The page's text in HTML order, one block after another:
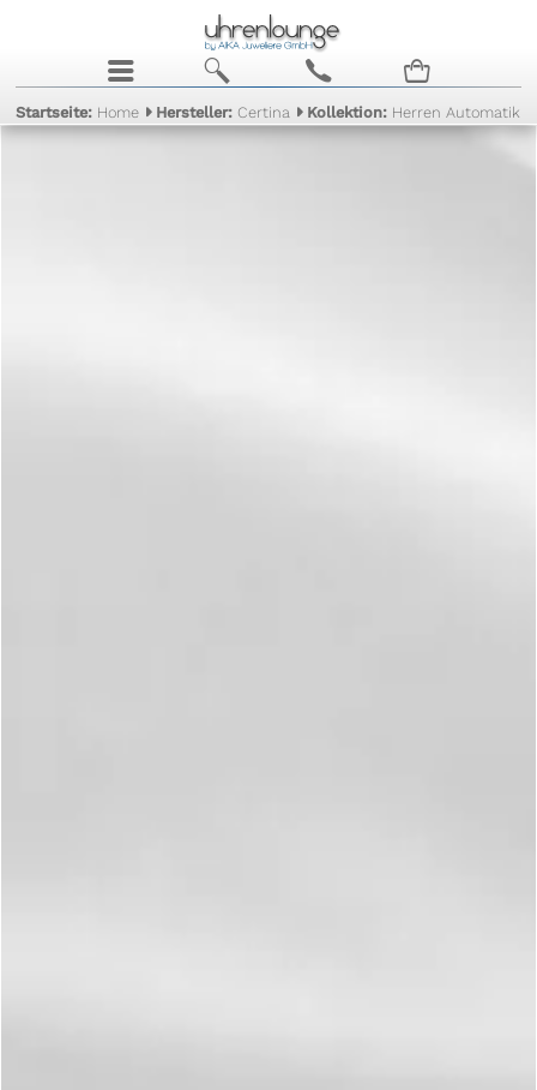
j b c n
Startseite: Home Hersteller:Certina Kollektion: Herren Automatik